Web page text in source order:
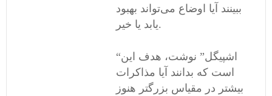
ببینند آیا اوضاع می‌تواند بهبود
یابد یا خیر.
“اشپیگل” نوشت، هدف این
است که بدانند آیا مذاکرات
بیشتر در مقیاس بزرگتر هنوز